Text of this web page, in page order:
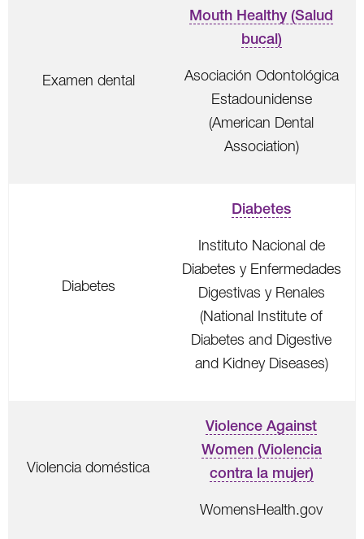
Examen dental
Mouth Healthy (Salud
bucal)
Asociación Odontológica
Estadounidense
(American Dental
Association)
Diabetes
Diabetes
Instituto Nacional de
Diabetes y Enfermedades
Digestivas y Renales
(National Institute of
Diabetes and Digestive
and Kidney Diseases)
Violencia doméstica
Violence Against
Women (Violencia
contra la mujer)
WomensHealth.gov